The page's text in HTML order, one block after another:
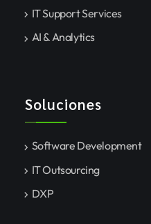
IT Support Services
AI & Analytics
Soluciones
Software Development
IT Outsourcing
DXP